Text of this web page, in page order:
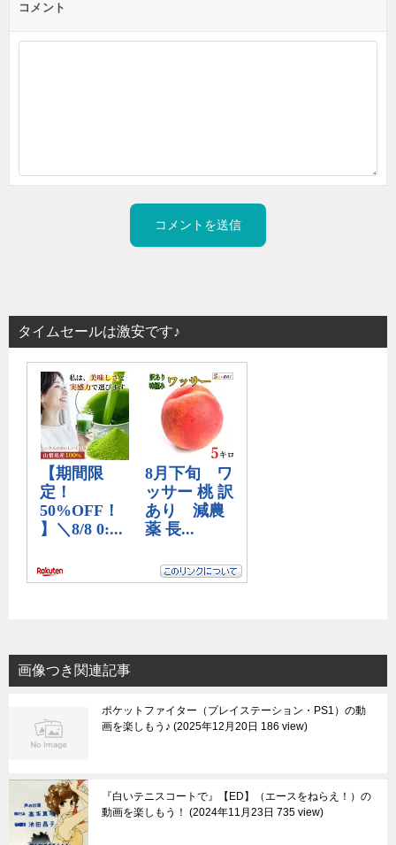
コメント
タイムセールは激安です♪
画像つき関連記事
ポケットファイター（プレイステーション・PS1）の動
画を楽しもう♪ 2025年12月20日 186 view
『白いテニスコートで』【ED】（エースをねらえ！）の
動画を楽しもう！
2024年11月23日 735 view